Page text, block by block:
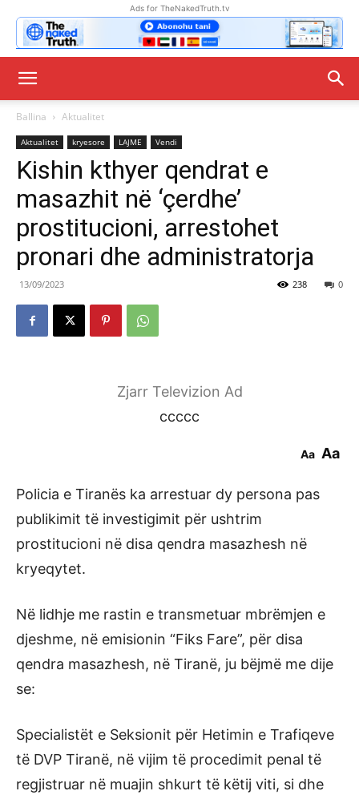
Ads for TheNakedTruth.tv
Ballina Aktualitet
Aktualitet kryesore LAJME Vendi
Kishin kthyer qendrat e
masazhit në ‘çerdhe’
prostitucioni, arrestohet
pronari dhe administratorja
13/09/2023 0
238
Zjarr Televizion Ad
ccccc
Aa Aa
Policia e Tiranës ka arrestuar dy persona pas
publikimit të investigimit për ushtrim
prostitucioni në disa qendra masazhesh në
kryeqytet.
Në lidhje me rastin e transmetuar mbrëmjen e
djeshme, në emisionin “Fiks Fare”, për disa
qendra masazhesh, në Tiranë, ju bëjmë me dije
se:
Specialistët e Seksionit për Hetimin e Trafiqeve
të DVP Tiranë, në vijim të procedimit penal të
regjistruar në muajin shkurt të këtij viti, si dhe